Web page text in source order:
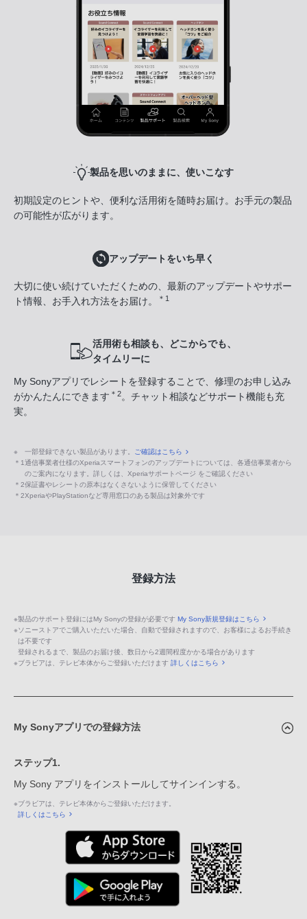
製品を思いのままに、使いこなす
初期設定のヒントや、便利な活用術を随時お届け。お手元の製品
の可能性が広がります。
アップデートをいち早く
大切に使い続けていただくための、最新のアップデートやサポー
ト情報、お手入れ方法をお届け。
＊1
活用術も相談も、どこからでも、
タイムリーに
My Sonyアプリでレシートを登録することで、修理のお申し込み
がかんたんにできます ＊2。チャット相談などサポート機能も充
実。
※ 一部登録できない製品があります。 ご確認はこちら
＊1通信事業者仕様のXperiaスマートフォンのアップデートについては、各通信事業者から
のご案内になります。詳しくは、Xperiaサポートページ をご確認ください
＊2保証書やレシートの原本はなくさないように保管してください
＊2XperiaやPlayStationなど専用窓口のある製品は対象外です
登録方法
※製品のサポート登録にはMy Sonyの登録が必要です My Sony新規登録はこちら
※ソニーストアでご購入いただいた場合、自動で登録されますので、お客様によるお手続き
は不要です
登録されるまで、製品のお届け後、数日から2週間程度かかる場合があります
※ブラビアは、テレビ本体からご登録いただけます 詳しくはこちら
My Sonyアプリでの登録方法
ステップ1.
My Sony アプリをインストールしてサインインする。
※ブラビアは、テレビ本体からご登録いただけます。
詳しくはこちら